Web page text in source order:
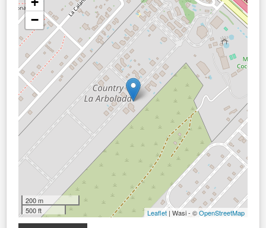
−
200 m
500 ft
Leaflet | Wasi - ©OpenStreetMap